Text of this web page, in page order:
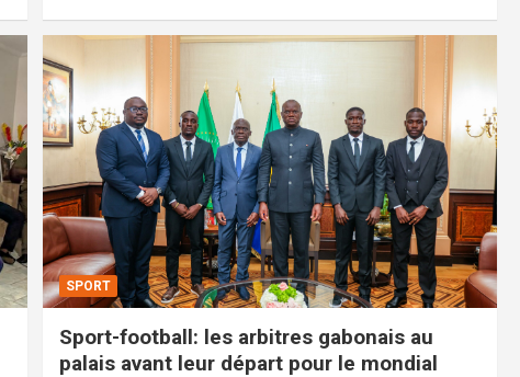
SPORT
Sport-football: les arbitres gabonais au
palais avant leur départ pour le mondial